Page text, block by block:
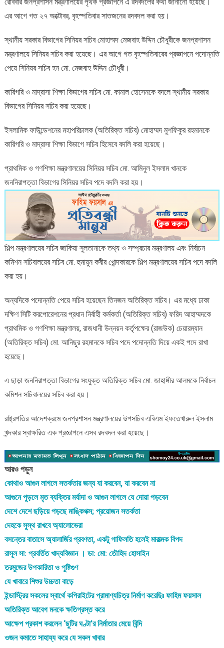
এর আগে গত ২৭ অক্টোবর, বৃহস্পতিবার সাতজনের রদবদল করা হয়।
স্থানীয় সরকার বিভাগের সিনিয়র সচিব মোহাম্মদ মেজবাহ উদ্দিন চৌধুরীকে জনপ্রশাসন
মন্ত্রণালয়ে সিনিয়র সচিব করা হয়েছে। এর আগে গত বৃহস্পতিবারের প্রজ্ঞাপনে পদোন্নতি
পেয়ে সিনিয়র সচিব হন মো. মেজবাহ উদ্দিন চৌধুরী।
কারিগরি ও মাদ্রাসা শিক্ষা বিভাগের সচিব মো. কামাল হোসেনকে বদলে স্থানীয় সরকার
বিভাগের সিনিয়র সচিব করা হয়েছে।
ইসলামিক ফাউন্ডেশনের মহাপরিচালক (অতিরিক্ত সচিব) মোহাম্মদ মুশফিকুর রহমানকে
কারিগরি ও মাদ্রাসা শিক্ষা বিভাগে সচিব হিসেবে বদলি করা হয়েছে।
প্রাথমিক ও গণশিক্ষা মন্ত্রণালয়ের সিনিয়র সচিব মো. আমিনুল ইসলাম খানকে
জননিরাপত্তা বিভাগের সিনিয়র সচিব পদে বদলি করা হয়।
শিল্প মন্ত্রণালয়ের সচিব জাকিয়া সুলতানাকে তথ্য ও সম্প্রচার মন্ত্রণালয় এবং নির্বাচন
কমিশন সচিবালয়ের সচিব মো. হুমায়ুন কবীর খোন্দকারকে শিল্প মন্ত্রণালয়ের সচিব পদে বদলি
করা হয়।
অন্যদিকে পদোন্নতি পেয়ে সচিব হয়েছেন তিনজন অতিরিক্ত সচিব। এর মধ্যে ঢাকা
দক্ষিণ সিটি করপোরেশনের প্রধান নির্বাহী কর্মকর্তা (অতিরিক্ত সচিব) ফরিদ আহাম্মদকে
প্রাথমিক ও গণশিক্ষা মন্ত্রণালয়, রাজধানী উন্নয়ন কর্তৃপক্ষের (রাজউক) চেয়ারম্যান
(অতিরিক্ত সচিব) মো. আনিছুর রহমানকে সচিব পদে পদোন্নতি দিয়ে একই পদে রাখা
হয়েছে।
এ ছাড়া জননিরাপত্তা বিভাগের সংযুক্ত অতিরিক্ত সচিব মো. জাহাঙ্গীর আলমকে নির্বাচন
কমিশন সচিবালয়ের সচিব করা হয়।
রাষ্ট্রপতির আদেশক্রমে জনপ্রশাসন মন্ত্রণালয়ের উপসচিব এবিএম ইফতেখারুল ইসলাম
খন্দকার স্বাক্ষরিত এক প্রজ্ঞাপনে এসব রদবদল করা হয়েছে।
আরও পড়ুন
কোথাও আগুন লাগলে সতর্কতার জন্য যা করবেন, যা করবেন না
আগুনে পুড়লে মৃত ব্যক্তির মর্যাদা ও আগুন লাগলে যে দোয়া পড়বেন
দেশে দেশে ছড়িয়ে পড়ছে মাঙ্কিপক্স; প্রয়োজন সতর্কতা
দেহকে সুস্থ রাখবে অ্যালোভেরা
বসন্তের বাতাসে অ্যালার্জির প্রবণতা, একটু গাফিলতি হলেই মারাত্মক বিপদ
রাসূল সা: প্রবর্তিত খাদ্যবিজ্ঞান । ডা: মো: তৌহিদ হোসাইন
তরমুজের উপকারিতা ও পুষ্টিগুণ
যে খাবারে শিশুর উচ্চতা বাড়ে
ইন্ডাস্ট্রির সকলের স্বার্থে কপিরাইটের প্রামাণ্যচিত্র নির্মাণ করেছিঃ ফাহিম ফয়সাল
অতিরিক্ত আবেগ মনকে ক্ষতিগ্রস্ত করে
আক্ষেপ প্রকাশ করলেন ‘ছুটির ঘণ্টা’র নির্মাতার মেয়ে বিন্দি
ওজন কমাতে সাহায্য করে যে সকল খাবার